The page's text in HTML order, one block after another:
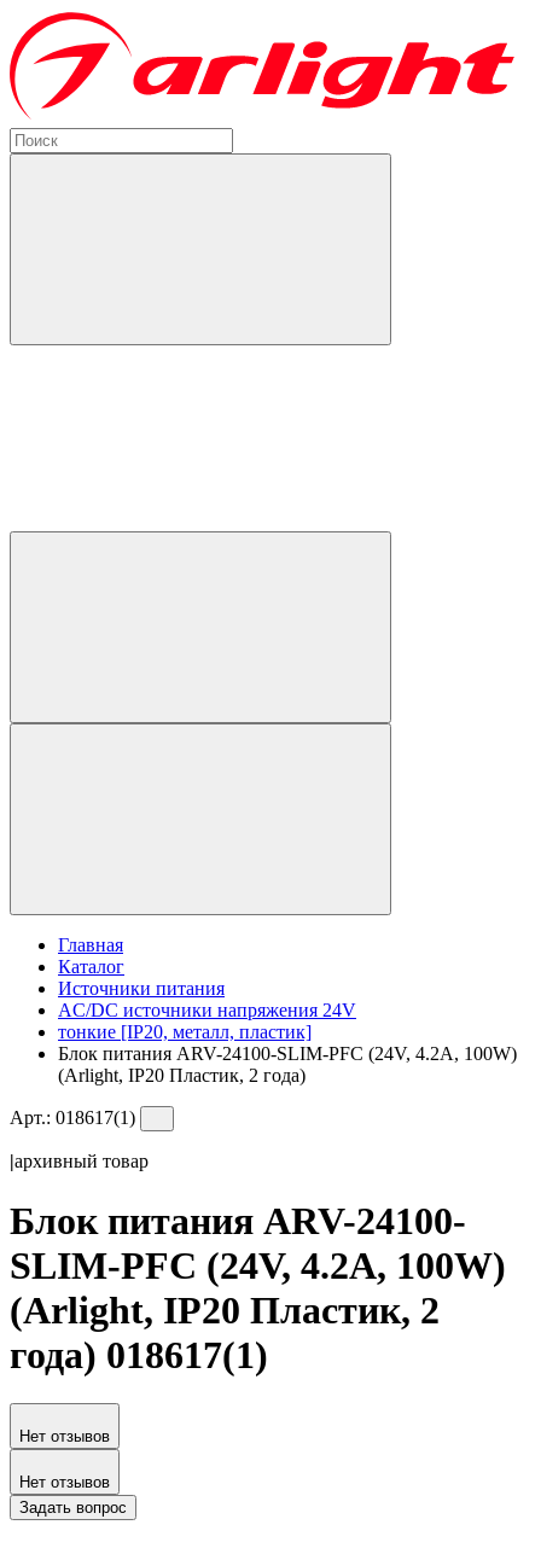
Главная
Каталог
Источники питания
AC/DC источники напряжения 24V
тонкие [IP20, металл, пластик]
Блок питания ARV-24100-SLIM-PFC (24V, 4.2A, 100W)
(Arlight, IP20 Пластик, 2 года)
Арт.: 018617(1)
|архивный товар
Блок питания ARV-24100-
SLIM-PFC (24V, 4.2A, 100W)
(Arlight, IP20 Пластик, 2
года) 018617(1)
Нет отзывов
Нет отзывов
Задать вопрос